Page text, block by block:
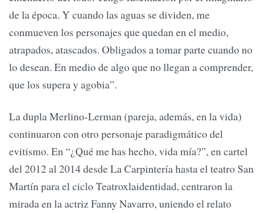
de la época. Y cuando las aguas se dividen, me
conmueven los personajes que quedan en el medio,
atrapados, atascados. Obligados a tomar parte cuando no
lo desean. En medio de algo que no llegan a comprender,
que los supera y agobia”.
La dupla Merlino-Lerman (pareja, además, en la vida)
continuaron con otro personaje paradigmático del
evitismo. En “¿Qué me has hecho, vida mía?”, en cartel
del 2012 al 2014 desde La Carpintería hasta el teatro San
Martín para el ciclo Teatroxlaidentidad, centraron la
mirada en la actriz Fanny Navarro, uniendo el relato